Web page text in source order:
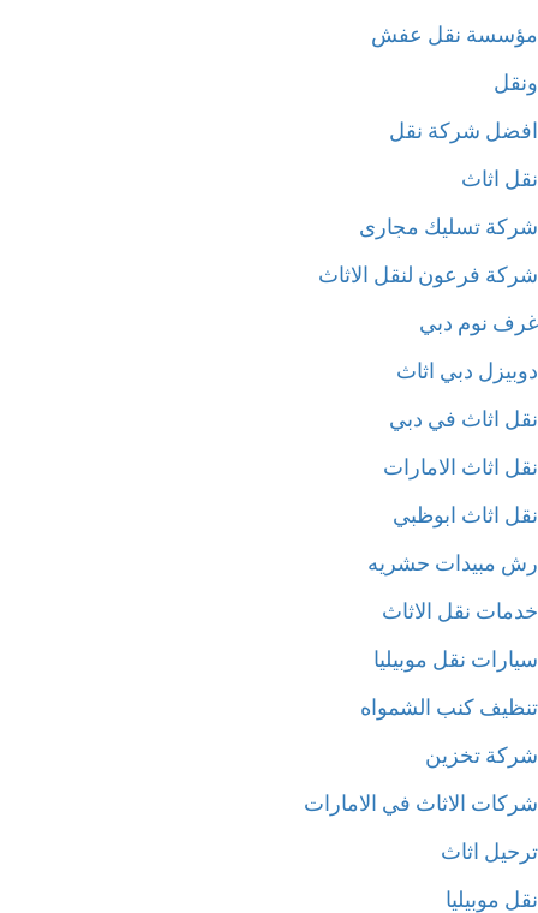
نقل عفش
شركة نقل
اثاث
تسليك مجارى
فرعون لنقل الاثاث
نوم دبي
دبي اثاث
اثاث في دبي
اثاث الامارات
اثاث ابوظبي
مبيدات حشريه
نقل الاثاث
نقل موبيليا
كنب الشمواه
تخزين
الاثاث في الامارات
اثاث
موبيليا